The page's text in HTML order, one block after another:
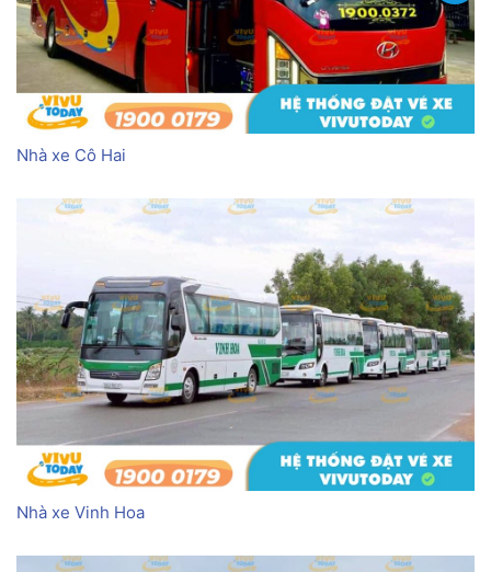
Nhà xe Cô Hai
Nhà xe Vinh Hoa